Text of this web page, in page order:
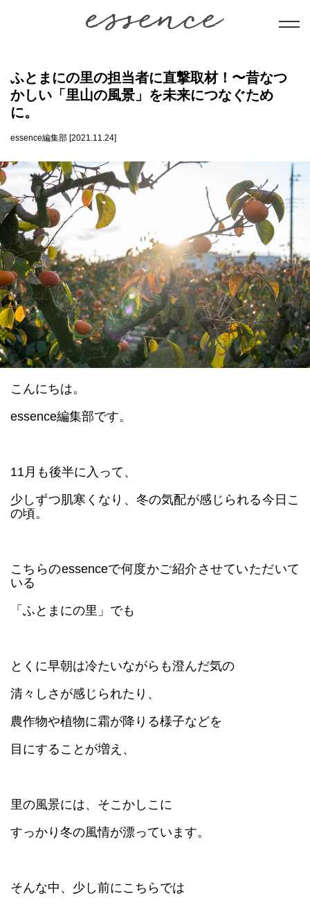
美と健康
学び
ことだま
日本文化
会員コンテンツ
datum house について 利用規約
運営会社 個人情報保護方針
ふとまにの里の担当者に直撃取材！〜昔なつ
かしい「里山の風景」を未来につなぐため
に。
essence編集部 [2021.11.24]
こんにちは。
essence編集部です。
11月も後半に入って、
少しずつ肌寒くなり、冬の気配が感じられる今日こ
の頃。
こちらのessenceで何度かご紹介させていただいて
いる
「ふとまにの里」でも
とくに早朝は冷たいながらも澄んだ気の
清々しさが感じられたり、
農作物や植物に霜が降りる様子などを
目にすることが増え、
里の風景には、そこかしこに
すっかり冬の風情が漂っています。
そんな中、少し前にこちらでは